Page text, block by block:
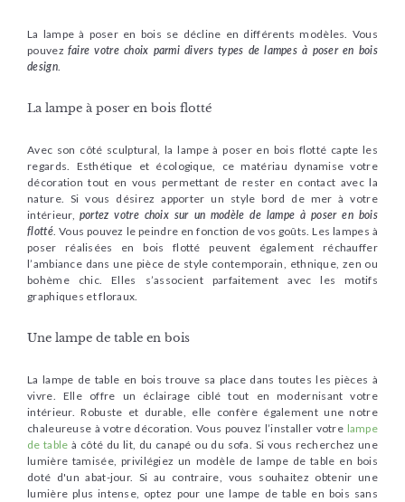
La lampe à poser en bois se décline en différents modèles. Vous
pouvez faire votre choix parmi divers types de lampes à poser en bois
design.
La lampe à poser en bois flotté
Avec son côté sculptural, la lampe à poser en bois flotté capte les
regards. Esthétique et écologique, ce matériau dynamise votre
décoration tout en vous permettant de rester en contact avec la
nature. Si vous désirez apporter un style bord de mer à votre
intérieur, portez votre choix sur un modèle de lampe à poser en bois
flotté. Vous pouvez le peindre en fonction de vos goûts. Les lampes à
poser réalisées en bois flotté peuvent également réchauffer
l’ambiance dans une pièce de style contemporain, ethnique, zen ou
bohème chic. Elles s’associent parfaitement avec les motifs
graphiques et floraux.
Une lampe de table en bois
La lampe de table en bois trouve sa place dans toutes les pièces à
vivre. Elle offre un éclairage ciblé tout en modernisant votre
intérieur. Robuste et durable, elle confère également une notre
chaleureuse à votre décoration. Vous pouvez l’installer votre lampe
de table à côté du lit, du canapé ou du sofa. Si vous recherchez une
lumière tamisée, privilégiez un modèle de lampe de table en bois
doté d'un abat-jour. Si au contraire, vous souhaitez obtenir une
lumière plus intense, optez pour une lampe de table en bois sans